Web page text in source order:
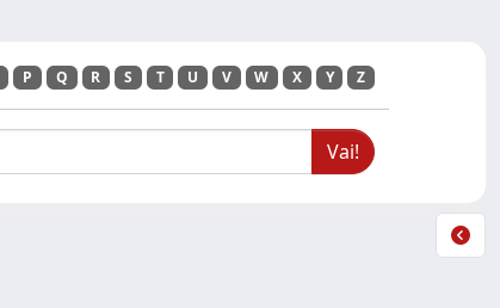
P Q R S T U V W X Y Z